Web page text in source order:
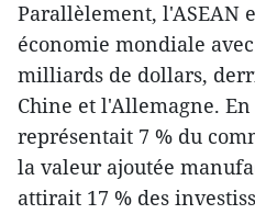
Parallèlement, l'ASEAN
économie mondiale
milliards de dollars,
Chine et l'Allemagne. En
représentait 7 % du
la valeur ajoutée
attirait 17 % des